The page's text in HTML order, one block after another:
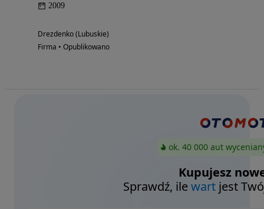
2009
Drezdenko (Lubuskie)
Firma • Opublikowano
ok. 40 000 aut
Kupujesz
Sprawdź, ilewart jest